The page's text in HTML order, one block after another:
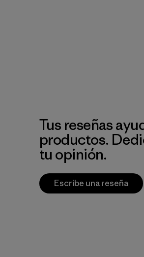
Tus reseñas
productos.
tu opinión.
Escribe una reseña